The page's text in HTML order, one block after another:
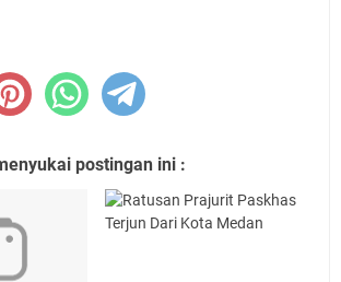
postingan ini :